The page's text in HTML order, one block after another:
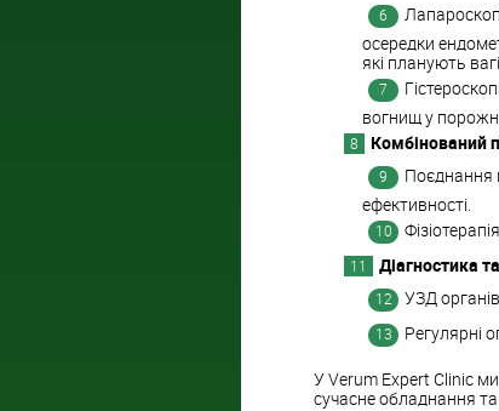
осередки
які планують
вогнищ у
Комбінований
Поєднання
ефективності.
Діагностика
УЗД
Регулярні
У Verum Expert Clinic
сучасне обладнання